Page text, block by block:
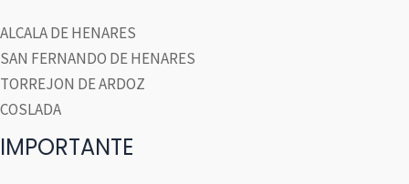
ALCALA DE HENARES
SAN FERNANDO DE HENARES
TORREJON DE ARDOZ
COSLADA
IMPORTANTE